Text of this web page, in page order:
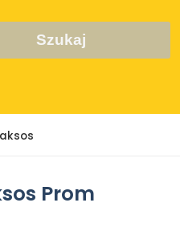
Szukaj
Prom